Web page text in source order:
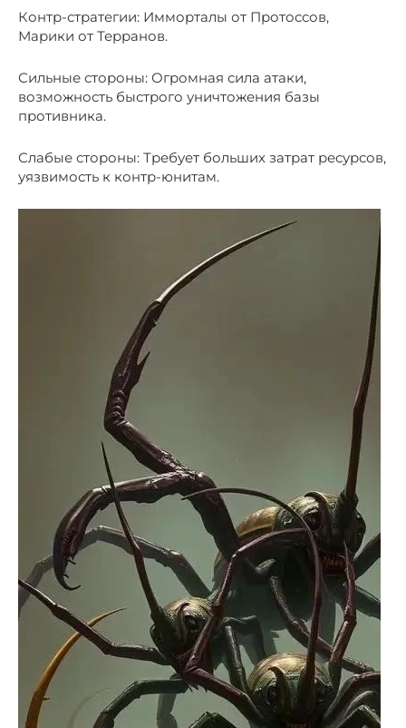
Контр-стратегии: Имморталы от Протоссов,
Марики от Терранов.
Сильные стороны: Огромная сила атаки,
возможность быстрого уничтожения базы
противника.
Слабые стороны: Требует больших затрат ресурсов,
уязвимость к контр-юнитам.